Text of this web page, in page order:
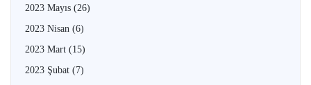
2023 Mayıs (26)
2023 Nisan (6)
2023 Mart (15)
2023 Şubat (7)